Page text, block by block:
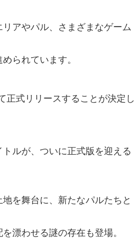
アやパル、さまざまなゲーム
られています。
正式リリースすることが決定し
ルが、ついに正式版を迎える
を舞台に、新たなパルたちと
漂わせる謎の存在も登場。